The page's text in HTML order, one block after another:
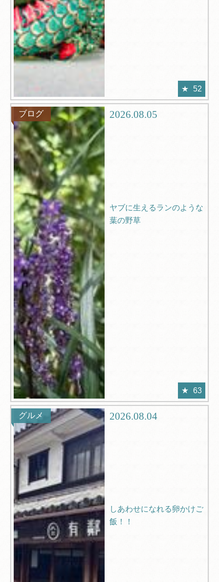
52
ブログ 2026.08.05
ヤブに生えるランのような
葉の野草
63
グルメ 2026.08.04
しあわせになれる卵かけご
飯！！